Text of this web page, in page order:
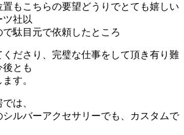
もこちらの要望どうりでとても嬉しい
ツ社以
で駄目元で依頼したところ
ださり、完璧な仕事をして頂き有り難
後とも
す。
は、
シルバーアクセサリーでも、カスタムで